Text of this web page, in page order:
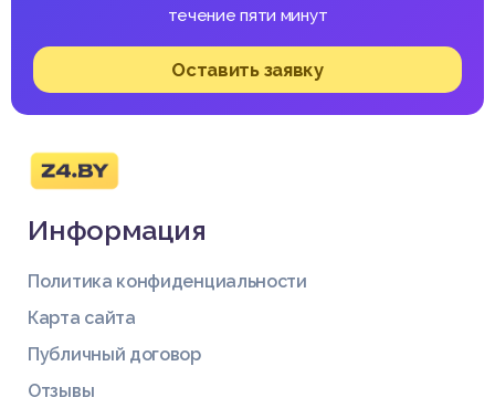
течение пяти минут
Оставить заявку
Информация
Политика конфиденциальности
Карта сайта
Публичный договор
Отзывы